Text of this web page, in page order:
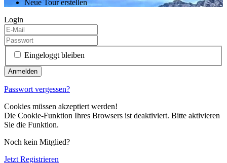
Neue Tour erstellen
Login
Eingeloggt bleiben
Passwort vergessen?
Cookies müssen akzeptiert werden!
Die Cookie-Funktion Ihres Browsers ist deaktiviert. Bitte aktivieren
Sie die Funktion.
Noch kein Mitglied?
Jetzt Registrieren